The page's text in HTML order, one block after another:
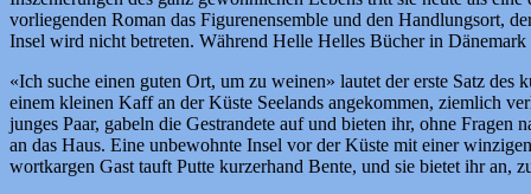
vorliegenden Roman das Figurenensemble und den Handlungsort,
Insel wird nicht betreten. Während Helle Helles Bücher in
«Ich suche einen guten Ort, um zu weinen» lautet der erste Satz
einem kleinen Kaff an der Küste Seelands angekommen, ziemlich
junges Paar, gabeln die Gestrandete auf und bieten ihr, ohne
an das Haus. Eine unbewohnte Insel vor der Küste mit einer
wortkargen Gast tauft Putte kurzerhand Bente, und sie bietet ihr an,